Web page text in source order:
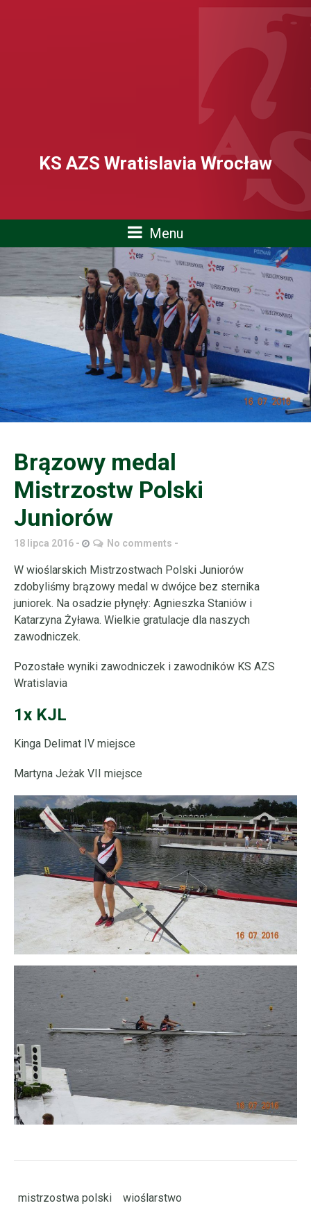
KS AZS Wratislavia Wrocław
Menu
Brązowy medal
Mistrzostw Polski
Juniorów
18 lipca 2016 No comments
W wioślarskich Mistrzostwach Polski Juniorów
zdobyliśmy brązowy medal w dwójce bez sternika
juniorek. Na osadzie płynęły: Agnieszka Staniów i
Katarzyna Żyława. Wielkie gratulacje dla naszych
zawodniczek.
Pozostałe wyniki zawodniczek i zawodników KS AZS
Wratislavia
1x KJL
Kinga Delimat IV miejsce
Martyna Jeżak VII miejsce
mistrzostwa polski wioślarstwo